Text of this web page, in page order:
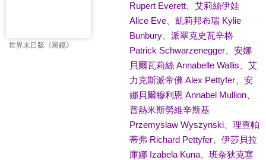
世界末日版《黑鏡》
Rupert Everett、 艾莉絲伊娃
Alice Eve、 凱莉邦布瑞 Kylie
Bunbury、 派翠克史瓦辛格
Patrick Schwarzenegger、 安娜
貝爾瓦莉絲 Annabelle Wallis
艾
力克斯派帝佛 Alex Pettyfer、 安
娜貝爾穆利恩 Annabel Mullion、
普熱米斯勞維辛斯基
Przemyslaw Wyszynski、 理查帕
蒂弗 Richard Pettyfer、 伊莎貝拉
庫娜 Izabela Kuna、 班奈狄克塞